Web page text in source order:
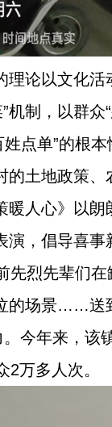
理论以文化
机制，以群
姓点单”的
的土地政策
暖人心》以
演，倡导喜
先烈先辈们
的场景……送
今年来，
万多人次。